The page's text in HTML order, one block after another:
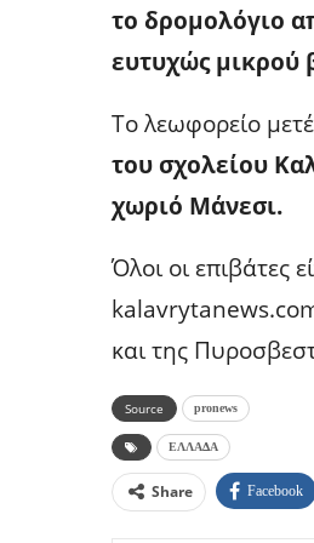
το δρομολόγιο
ευτυχώς μικρού
Το λεωφορείο
του σχολείου
χωριό Μάνεσι.
Όλοι οι επιβάτες
και της
Source pronews
ΕΛΛΑΔΑ
Share Facebook